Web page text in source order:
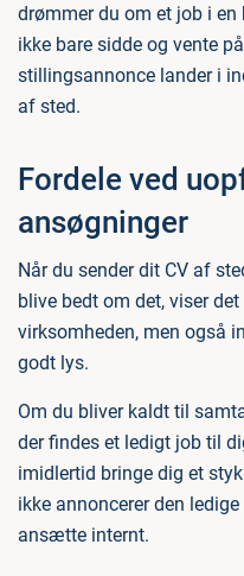
drømmer du om et job i
ikke bare sidde og vente
stillingsannonce lander i
af sted.
Fordele ved
ansøgninger
Når du sender dit CV af
blive bedt om det, viser
virksomheden, men også
godt lys.
Om du bliver kaldt til
der findes et ledigt job til
imidlertid bringe dig et
ikke annoncerer den
ansætte internt.